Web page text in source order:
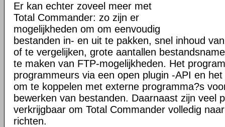
Er kan echter zoveel meer met
Total Commander: zo zijn er
mogelijkheden om om eenvoudig
bestanden in- en uit te pakken, snel inhoud
of te vergelijken, grote aantallen
te maken van FTP-mogelijkheden. Het
programmeurs via een open plugin -API en
om te koppelen met externe programma?s
bewerken van bestanden. Daarnaast zijn veel
verkrijgbaar om Total Commander volledig
richten.